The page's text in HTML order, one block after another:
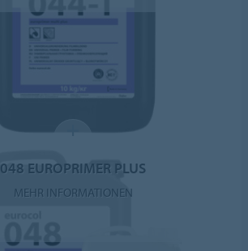
048 EUROPRIMER PLUS
MEHR INFORMATIONEN